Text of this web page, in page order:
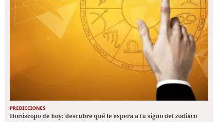
PREDICCIONES
Horóscopo de hoy: descubre qué le espera a tu signo del zodiaco